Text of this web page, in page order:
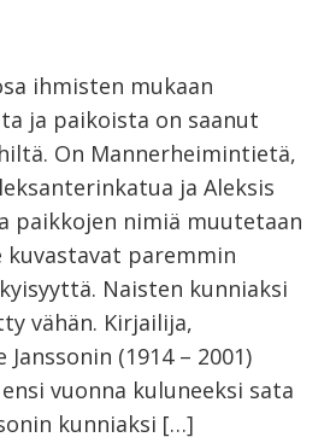
ihmisten mukaan
ja paikoista on saanut
On Mannerheimintietä,
ja Aleksis
paikkojen nimiä muutetaan
kuvastavat paremmin
Naisten kunniaksi
vähän. Kirjailija,
(1914 – 2001)
vuonna kuluneeksi sata
kunniaksi […]